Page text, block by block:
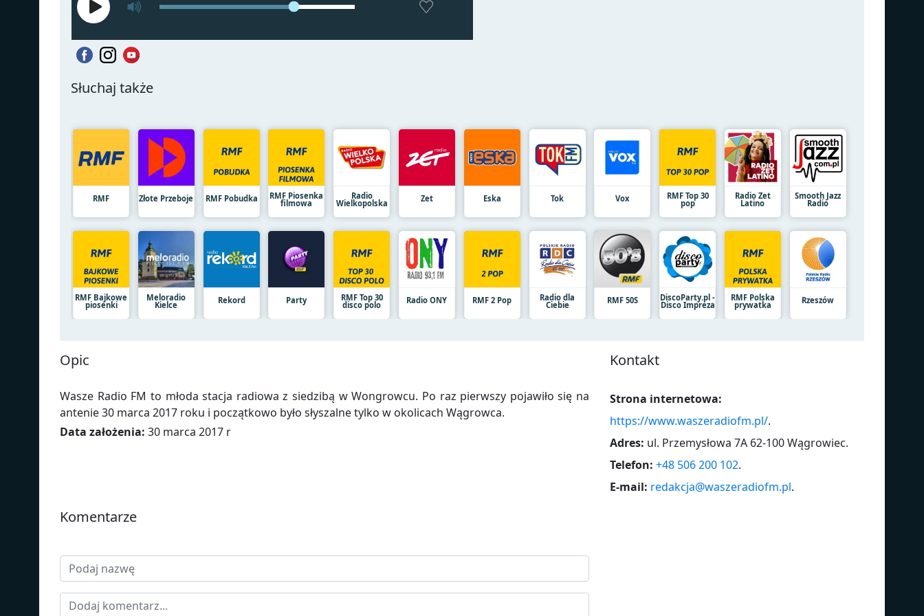
Słuchaj także
RMF Złote Przeboje RMF Pobudka RMF Piosenka
filmowa
Radio
Wielkopolska Zet Eska Tok Vox RMF Top 30
pop
Radio Zet
Latino
Smooth Jazz
Radio
RMF Bajkowe
piosenki
Meloradio
Kielce Rekord Party RMF Top 30
disco polo Radio ONY RMF 2 Pop Radio dla
Ciebie RMF 50S DiscoParty.pl -
Disco Impreza
RMF Polska
prywatka Rzeszów
Opic
Wasze Radio FM to młoda stacja radiowa z siedzibą w Wongrowcu. Po raz pierwszy pojawiło się na
antenie 30 marca 2017 roku i początkowo było słyszalne tylko w okolicach Wągrowca.
Data założenia: 30 marca 2017 r
Kontakt
Strona internetowa:
https://www.waszeradiofm.pl/.
Adres: ul. Przemysłowa 7A 62-100 Wągrowiec.
Telefon: +48 506 200 102.
E-mail: redakcja@waszeradiofm.pl.
Komentarze